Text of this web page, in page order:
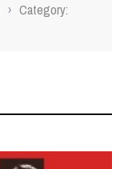
› Category: